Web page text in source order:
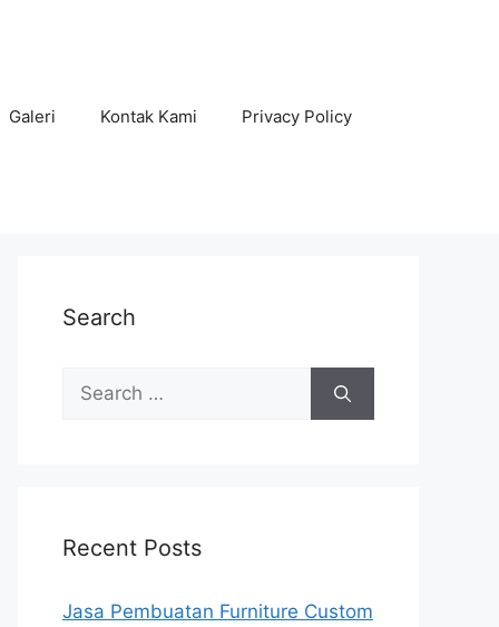
Galeri Kontak Kami Privacy Policy
Search
Search
for:
Recent Posts
Jasa Pembuatan Furniture Custom